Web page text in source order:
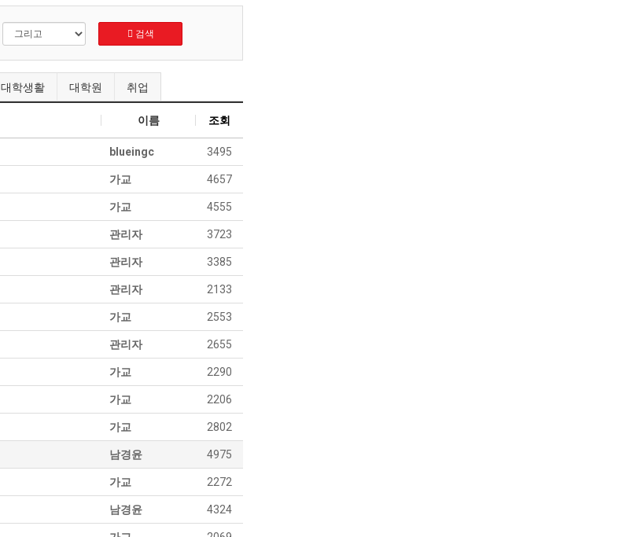
검색
대학생활 대학원 취업
이름 조회
blueingc 3495
가교 4657
가교 4555
관리자 3723
관리자 3385
관리자 2133
가교 2553
관리자 2655
가교 2290
가교 2206
가교 2802
남경윤 4975
가교 2272
남경윤 4324